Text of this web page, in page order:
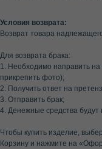
Условия возврата:
Возврат товара
Для возврата брака:
1. Необходимо направить
прикрепить фото);
2. Получить ответ на
3. Отправить брак;
4. Денежные средства
Чтобы купить изделие,
Корзину и нажмите на